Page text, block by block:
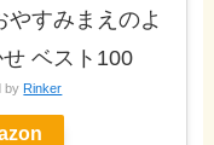
やすみまえのよ
ベスト100
by Rinker